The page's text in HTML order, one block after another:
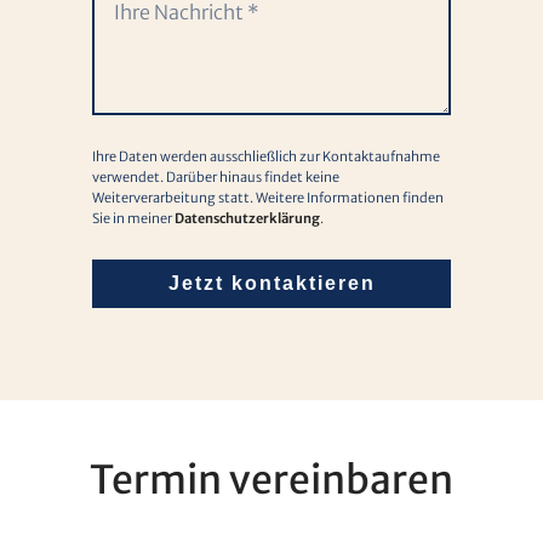
Ihre Daten werden ausschließlich zur Kontaktaufnahme
verwendet. Darüber hinaus findet keine
Weiterverarbeitung statt. Weitere Informationen finden
Sie in meinerDatenschutzerklärung.
Jetzt kontaktieren
Termin vereinbaren